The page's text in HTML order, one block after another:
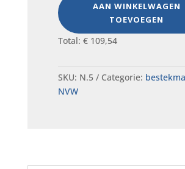
AAN WINKELWAGEN
TOEVOEGEN
Total: €109,54
SKU: N.5 Categorie:
NVW